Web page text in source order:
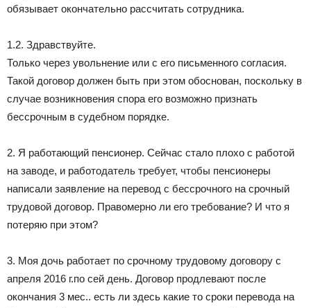
обязывает окончательно рассчитать сотрудника.
1.2. Здравствуйте.
Только через увольнение или с его письменного согласия.
Такой договор должен быть при этом обоснован, поскольку в
случае возникновения спора его возможно признать
бессрочным в судебном порядке.
2. Я работающий пенсионер. Сейчас стало плохо с работой
на заводе, и работодатель требует, чтобы пенсионеры
написали заявление на перевод с бессрочного на срочный
трудовой договор. Правомерно ли его требование? И что я
потеряю при этом?
3. Моя дочь работает по срочному трудовому договору с
апреля 2016 г.по сей день. Договор продлевают после
окончания 3 мес.. есть ли здесь какие то сроки перевода на